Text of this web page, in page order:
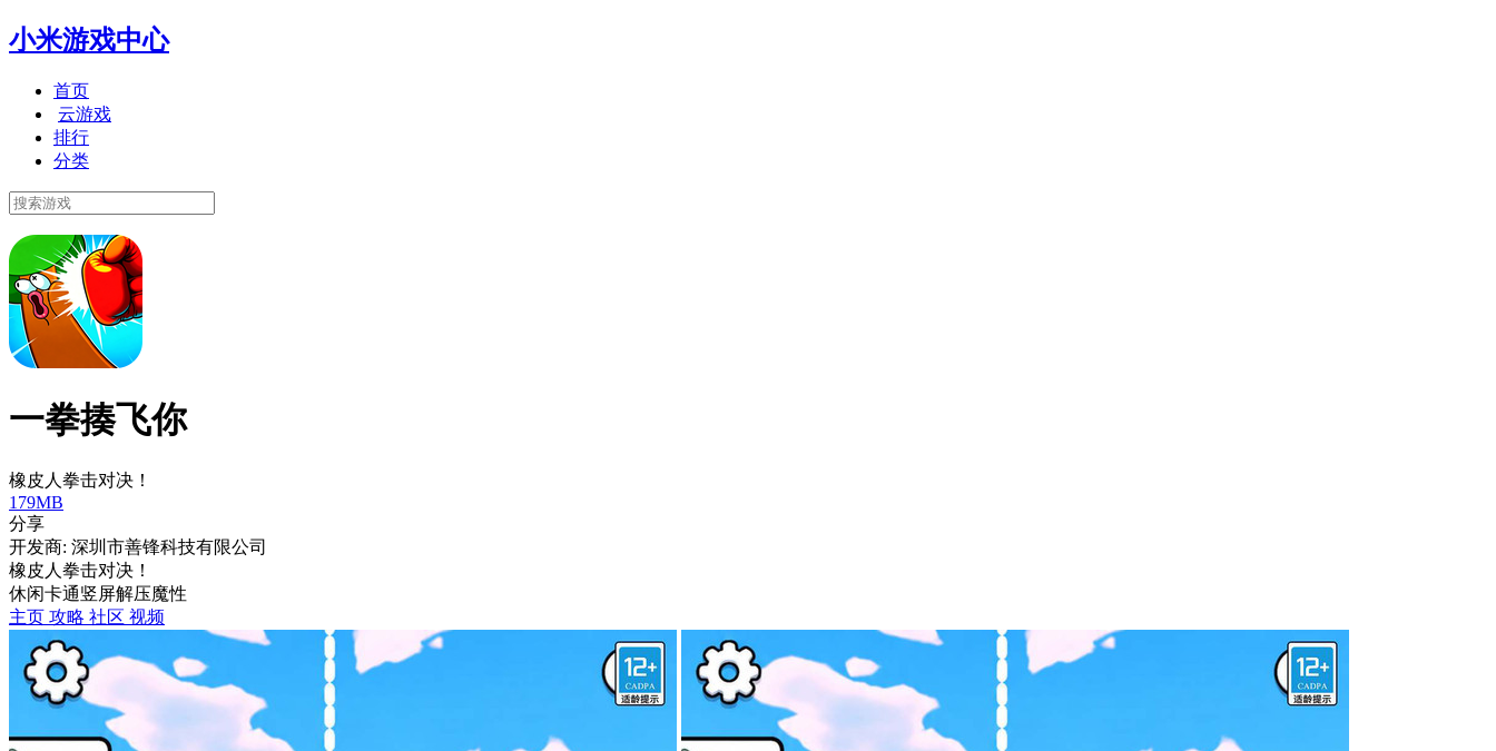
小米游戏中心
首页
云游戏
排行
分类
一拳揍飞你
橡皮人拳击对决！
179MB
分享
开发商: 深圳市善锋科技有限公司
橡皮人拳击对决！
休闲卡通竖屏解压魔性
主页 攻略 社区 视频